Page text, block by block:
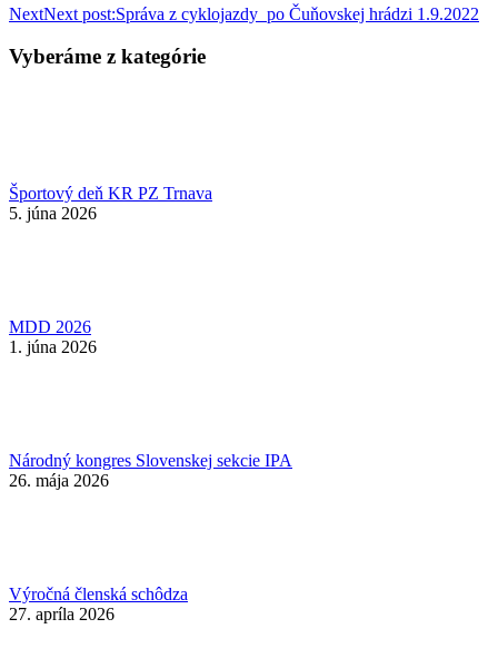
NextNext post:Správa z cyklojazdy po Čuňovskej hrádzi 1.9.2022
Vyberáme z kategórie
Športový deň KR PZ Trnava
5. júna 2026
MDD 2026
1. júna 2026
Národný kongres Slovenskej sekcie IPA
26. mája 2026
Výročná členská schôdza
27. apríla 2026